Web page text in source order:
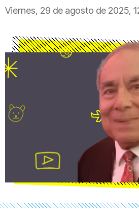
Viernes, 29 de agosto de 2025,